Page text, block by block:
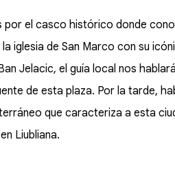
por el casco histórico donde
iglesia de San Marco con su
Jelacic, el guía local nos
de esta plaza. Por la tarde,
que caracteriza a esta
Liubliana.